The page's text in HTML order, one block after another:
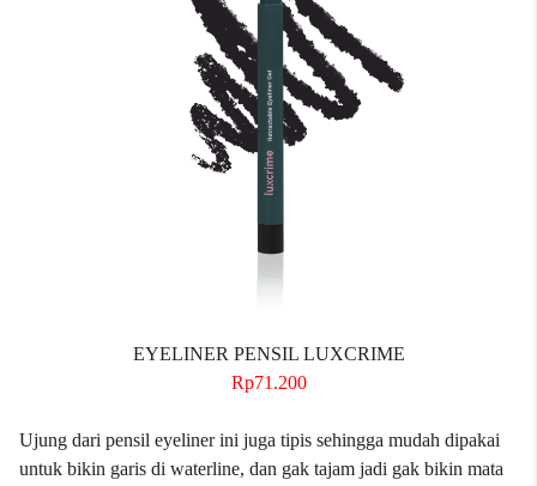
EYELINER PENSIL LUXCRIME
Rp71.200
Ujung dari pensil eyeliner ini juga tipis sehingga mudah dipakai
untuk bikin garis di waterline, dan gak tajam jadi gak bikin mata